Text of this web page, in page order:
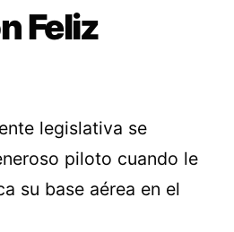
Feliz
legislativa se
piloto cuando le
su base aérea en el